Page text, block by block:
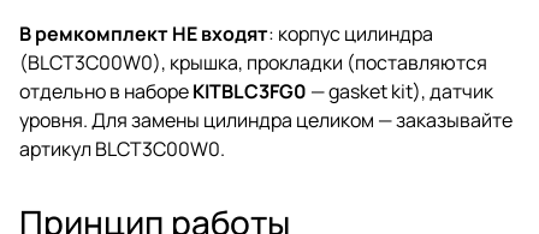
В ремкомплект НЕ входят: корпус цилиндра
(BLCT3C00W0), крышка, прокладки (поставляются
отдельно в набореKITBLC3FG0 — gasket kit), датчик
уровня. Для замены цилиндра целиком — заказывайте
артикул BLCT3C00W0.
Принцип работы